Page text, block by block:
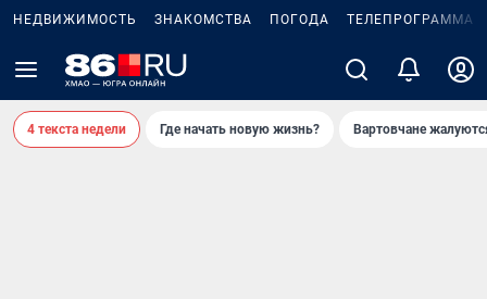
НЕДВИЖИМОСТЬ ЗНАКОМСТВА ПОГОДА ТЕЛЕПРОГРАММА
4 текста недели Где начать новую жизнь? Вартовчане